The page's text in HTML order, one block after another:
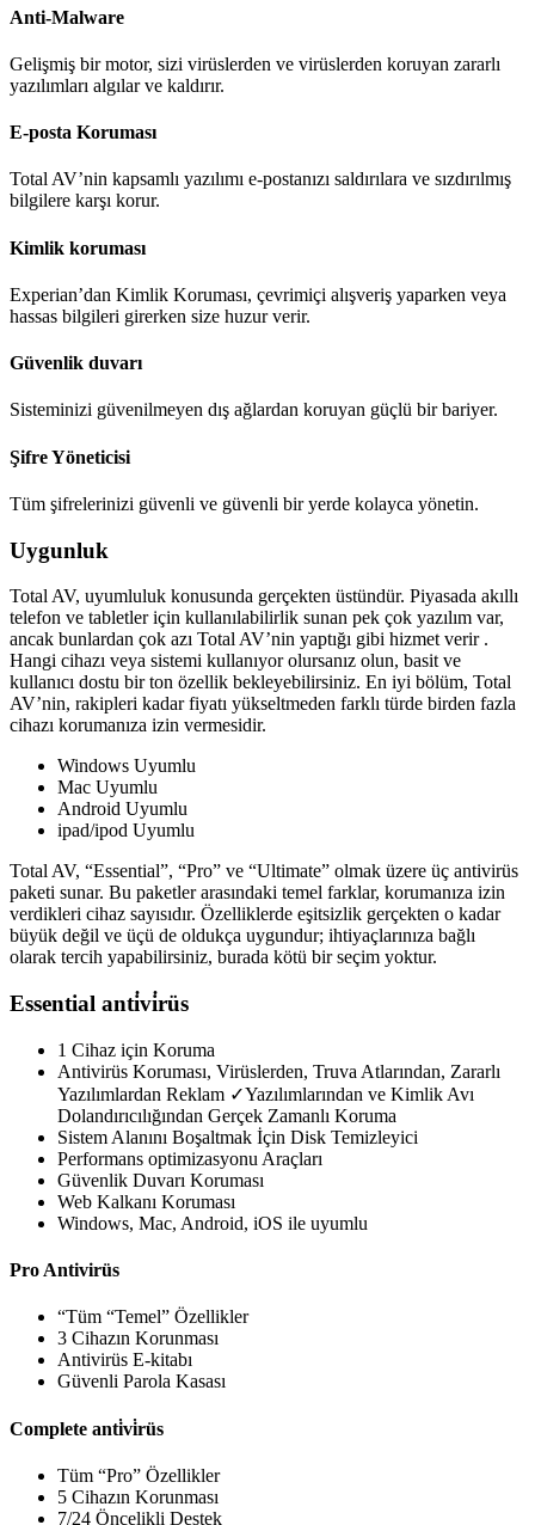
Anti-Malware
Gelişmiş bir motor, sizi virüslerden ve virüslerden koruyan zararlı
yazılımları algılar ve kaldırır.
E-posta Koruması
Total AV’nin kapsamlı yazılımı e-postanızı saldırılara ve sızdırılmış
bilgilere karşı korur.
Kimlik koruması
Experian’dan Kimlik Koruması, çevrimiçi alışveriş yaparken veya
hassas bilgileri girerken size huzur verir.
Güvenlik duvarı
Sisteminizi güvenilmeyen dış ağlardan koruyan güçlü bir bariyer.
Şifre Yöneticisi
Tüm şifrelerinizi güvenli ve güvenli bir yerde kolayca yönetin.
Uygunluk
Total AV, uyumluluk konusunda gerçekten üstündür. Piyasada akıllı
telefon ve tabletler için kullanılabilirlik sunan pek çok yazılım var,
ancak bunlardan çok azı Total AV’nin yaptığı gibi hizmet verir .
Hangi cihazı veya sistemi kullanıyor olursanız olun, basit ve
kullanıcı dostu bir ton özellik bekleyebilirsiniz. En iyi bölüm, Total
AV’nin, rakipleri kadar fiyatı yükseltmeden farklı türde birden fazla
cihazı korumanıza izin vermesidir.
Windows Uyumlu
Mac Uyumlu
Android Uyumlu
ipad/ipod Uyumlu
Total AV, “Essential”, “Pro” ve “Ultimate” olmak üzere üç antivirüs
paketi sunar. Bu paketler arasındaki temel farklar, korumanıza izin
verdikleri cihaz sayısıdır. Özelliklerde eşitsizlik gerçekten o kadar
büyük değil ve üçü de oldukça uygundur; ihtiyaçlarınıza bağlı
olarak tercih yapabilirsiniz, burada kötü bir seçim yoktur.
Essential anti̇vi̇rüs
1 Cihaz için Koruma
Antivirüs Koruması, Virüslerden, Truva Atlarından, Zararlı
Yazılımlardan Reklam ✓Yazılımlarından ve Kimlik Avı
Dolandırıcılığından Gerçek Zamanlı Koruma
Sistem Alanını Boşaltmak İçin Disk Temizleyici
Performans optimizasyonu Araçları
Güvenlik Duvarı Koruması
Web Kalkanı Koruması
Windows, Mac, Android, iOS ile uyumlu
Pro Antivirüs
“Tüm “Temel” Özellikler
3 Cihazın Korunması
Antivirüs E-kitabı
Güvenli Parola Kasası
Complete anti̇vi̇rüs
Tüm “Pro” Özellikler
5 Cihazın Korunması
7/24 Öncelikli Destek